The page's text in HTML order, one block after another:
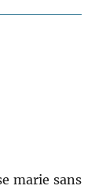
marie sans